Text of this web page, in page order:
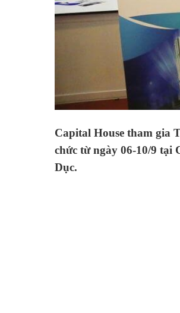
Capital House tham gia
chức từ ngày 06-10/9 tại
Dục.